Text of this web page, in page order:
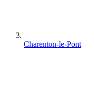
Charenton-le-Pont